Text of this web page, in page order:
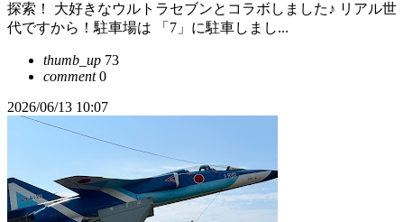
探索！ 大好きなウルトラセブンとコラボしました♪ リアル世
代ですから！駐車場は 「7」に駐車しまし...
thumb_up 73
comment0
2026/06/13 10:07